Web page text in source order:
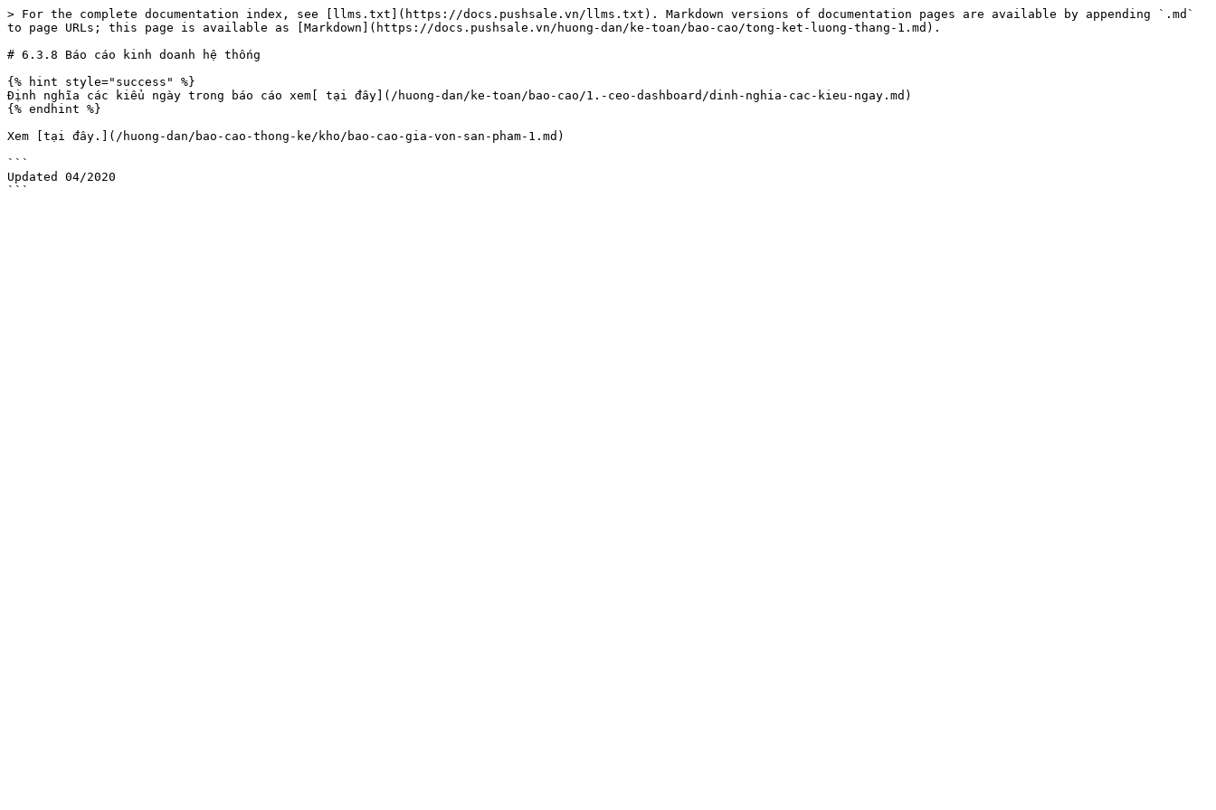
> For the complete documentation index, see [llms.txt](https://docs.pushsale.vn/llms.txt). Markdown versions of documentation pages are available by appending `.md`
to page URLs; this page is available as [Markdown](https://docs.pushsale.vn/huong-dan/ke-toan/bao-cao/tong-ket-luong-thang-1.md).
# 6.3.8 Báo cáo kinh doanh hệ thống
{% hint style="success" %}
Định nghĩa các kiểu ngày trong báo cáo xem[ tại đây](/huong-dan/ke-toan/bao-cao/1.-ceo-dashboard/dinh-nghia-cac-kieu-ngay.md)
{% endhint %}
Xem [tại đây.](/huong-dan/bao-cao-thong-ke/kho/bao-cao-gia-von-san-pham-1.md)
```
Updated 04/2020